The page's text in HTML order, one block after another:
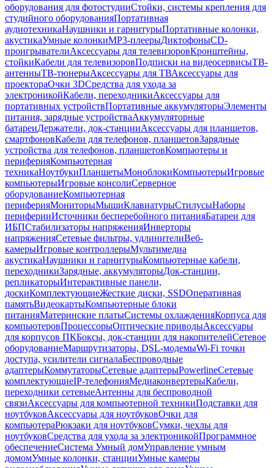
оборудования для фотостудииСтойки, системы крепления для
студийного оборудованияПортативная
аудиотехникаНаушники и гарнитурыПортативные колонки,
акустикаУмные колонкиMP3-плеерыДиктофоныCD-
проигрывателиАксессуары для телевизоровКронштейны,
стойкиКабели для телевизоровПодписки на видеосервисыТВ-
антенныТВ-тюнерыАксессуары для ТВАксессуары для
проектораОчки 3DСредства для ухода за
электроникойКабели, переходникиАксессуары для
портативных устройствПортативные аккумуляторыЭлементы
питания, зарядные устройстваАккумуляторные
батареиДержатели, док-станцииАксессуары для планшетов,
смартфоновКабели для телефонов, планшетовЗарядные
устройства для телефонов, планшетовКомпьютеры и
периферияКомпьютерная
техникаНоутбукиПланшетыМоноблокиКомпьютерыИгровые
компьютерыИгровые консолиСерверное
оборудованиеКомпьютерная
периферияМониторыМышиКлавиатурыСтилусыНаборы
периферииИсточники бесперебойного питанияБатареи для
ИБПСтабилизаторы напряженияИнверторы
напряженияСетевые фильтры, удлинителиВеб-
камерыИгровые контроллерыМультимедиа
акустикаНаушники и гарнитурыКомпьютерные кабели,
переходникиЗарядные, аккумуляторыДок-станции,
репликаторыИнтерактивные панели,
доскиКомплектующиеЖесткие диски, SSDОперативная
памятьВидеокартыКомпьютерные блоки
питанияМатеринские платыСистемы охлажденияКорпуса для
компьютеровПроцессорыОптические приводыАксессуары
для корпусов ПКБоксы, док-станции для накопителейСетевое
оборудованиеМаршрутизаторы, DSL-модемыWi-Fi точки
доступа, усилители сигналаБеспроводные
адаптерыКоммутаторыСетевые адаптерыPowerlineСетевые
комплектующиеIP-телефонияМедиаконвертерыКабели,
переходники сетевыеАнтенны для беспроводной
связиАксессуары для компьютерной техникиПодставки для
ноутбуковАксессуары для ноутбуковОчки для
компьютераРюкзаки для ноутбуковСумки, чехлы для
ноутбуковСредства для ухода за электроникойПрограммное
обеспечениеСистема Умный домУправление умным
домомУмные колонки, станцииУмные камеры